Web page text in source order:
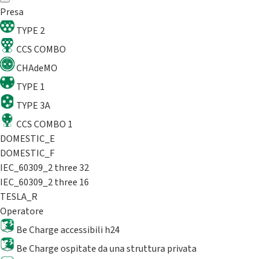
Presa
TYPE 2
CCS COMBO
CHAdeMO
TYPE 1
TYPE 3A
CCS COMBO 1
DOMESTIC_E
DOMESTIC_F
IEC_60309_2 three 32
IEC_60309_2 three 16
TESLA_R
Operatore
Be Charge accessibili h24
Be Charge ospitate da una struttura privata